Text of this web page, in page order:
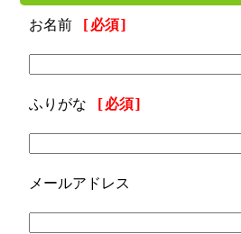
お名前 [必須]
ふりがな [必須]
メールアドレス